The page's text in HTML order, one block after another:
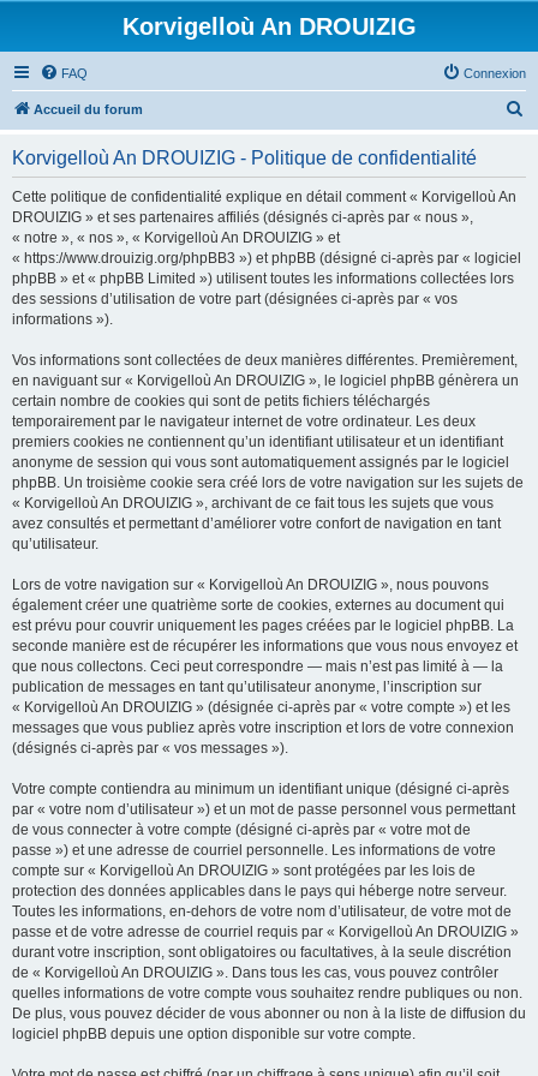
Korvigelloù An DROUIZIG
FAQ Connexion
Accueil du forum
Korvigelloù An DROUIZIG - Politique de confidentialité
Cette politique de confidentialité explique en détail comment « Korvigelloù An
DROUIZIG » et ses partenaires affiliés (désignés ci-après par « nous »,
« notre », « nos », « Korvigelloù An DROUIZIG » et
« https://www.drouizig.org/phpBB3 ») et phpBB (désigné ci-après par « logiciel
phpBB » et « phpBB Limited ») utilisent toutes les informations collectées lors
des sessions d’utilisation de votre part (désignées ci-après par « vos
informations »).
Vos informations sont collectées de deux manières différentes. Premièrement,
en naviguant sur « Korvigelloù An DROUIZIG », le logiciel phpBB génèrera un
certain nombre de cookies qui sont de petits fichiers téléchargés
temporairement par le navigateur internet de votre ordinateur. Les deux
premiers cookies ne contiennent qu’un identifiant utilisateur et un identifiant
anonyme de session qui vous sont automatiquement assignés par le logiciel
phpBB. Un troisième cookie sera créé lors de votre navigation sur les sujets de
« Korvigelloù An DROUIZIG », archivant de ce fait tous les sujets que vous
avez consultés et permettant d’améliorer votre confort de navigation en tant
qu’utilisateur.
Lors de votre navigation sur « Korvigelloù An DROUIZIG », nous pouvons
également créer une quatrième sorte de cookies, externes au document qui
est prévu pour couvrir uniquement les pages créées par le logiciel phpBB. La
seconde manière est de récupérer les informations que vous nous envoyez et
que nous collectons. Ceci peut correspondre — mais n’est pas limité à — la
publication de messages en tant qu’utilisateur anonyme, l’inscription sur
« Korvigelloù An DROUIZIG » (désignée ci-après par « votre compte ») et les
messages que vous publiez après votre inscription et lors de votre connexion
(désignés ci-après par « vos messages »).
Votre compte contiendra au minimum un identifiant unique (désigné ci-après
par « votre nom d’utilisateur ») et un mot de passe personnel vous permettant
de vous connecter à votre compte (désigné ci-après par « votre mot de
passe ») et une adresse de courriel personnelle. Les informations de votre
compte sur « Korvigelloù An DROUIZIG » sont protégées par les lois de
protection des données applicables dans le pays qui héberge notre serveur.
Toutes les informations, en-dehors de votre nom d’utilisateur, de votre mot de
passe et de votre adresse de courriel requis par « Korvigelloù An DROUIZIG »
durant votre inscription, sont obligatoires ou facultatives, à la seule discrétion
de « Korvigelloù An DROUIZIG ». Dans tous les cas, vous pouvez contrôler
quelles informations de votre compte vous souhaitez rendre publiques ou non.
De plus, vous pouvez décider de vous abonner ou non à la liste de diffusion du
logiciel phpBB depuis une option disponible sur votre compte.